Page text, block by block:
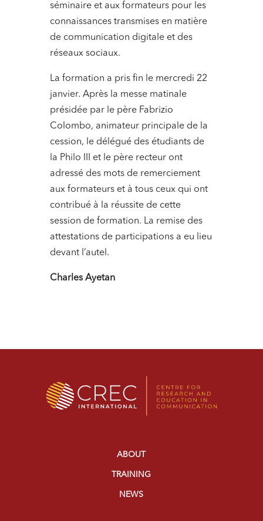
séminaire et aux formateurs pour les
connaissances transmises en matière
de communication digitale et des
réseaux sociaux.
La formation a pris fin le mercredi 22
janvier. Après la messe matinale
présidée par le père Fabrizio
Colombo, animateur principale de la
cession, le délégué des étudiants de
la Philo III et le père recteur ont
adressé des mots de remerciement
aux formateurs et à tous ceux qui ont
contribué à la réussite de cette
session de formation. La remise des
attestations de participations a eu lieu
devant l’autel.
Charles Ayetan
ABOUT
TRAINING
NEWS